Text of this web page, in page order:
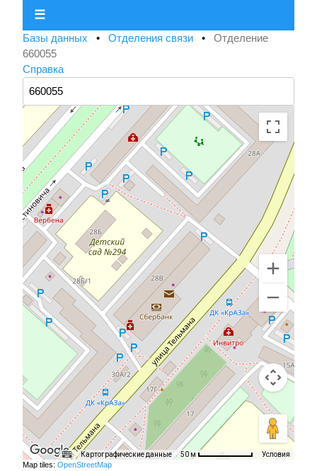
☰
Базы данных • Отделения связи • Отделение
660055
Справка
Картографические данные 50 м Условия
Map tiles: OpenStreetMap